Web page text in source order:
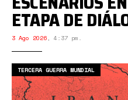
ETAPA DE
3 Ago 2026, 4:37 pm.
TERCERA GUERRA MUNDIAL